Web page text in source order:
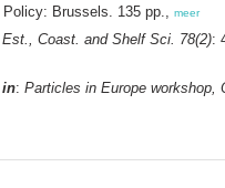
Brussels. 135 pp.,
meer
Est., Coast. and Shelf Sci. 78(2):
in: Particles in Europe workshop,